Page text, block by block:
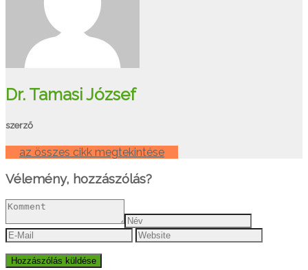
Dr. Tamasi József
szerző
az összes cikk megtekintése
Vélemény, hozzászólás?